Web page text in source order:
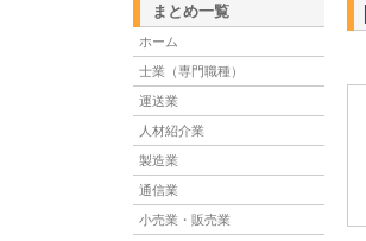
まとめ一覧
ホーム
士業（専門職種）
運送業
人材紹介業
製造業
通信業
小売業・販売業